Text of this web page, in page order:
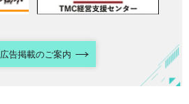
広告掲載のご案内